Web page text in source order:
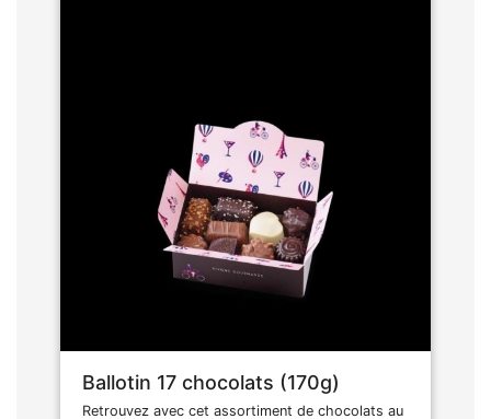
Ballotin 17 chocolats (170g)
Retrouvez avec cet assortiment de chocolats au